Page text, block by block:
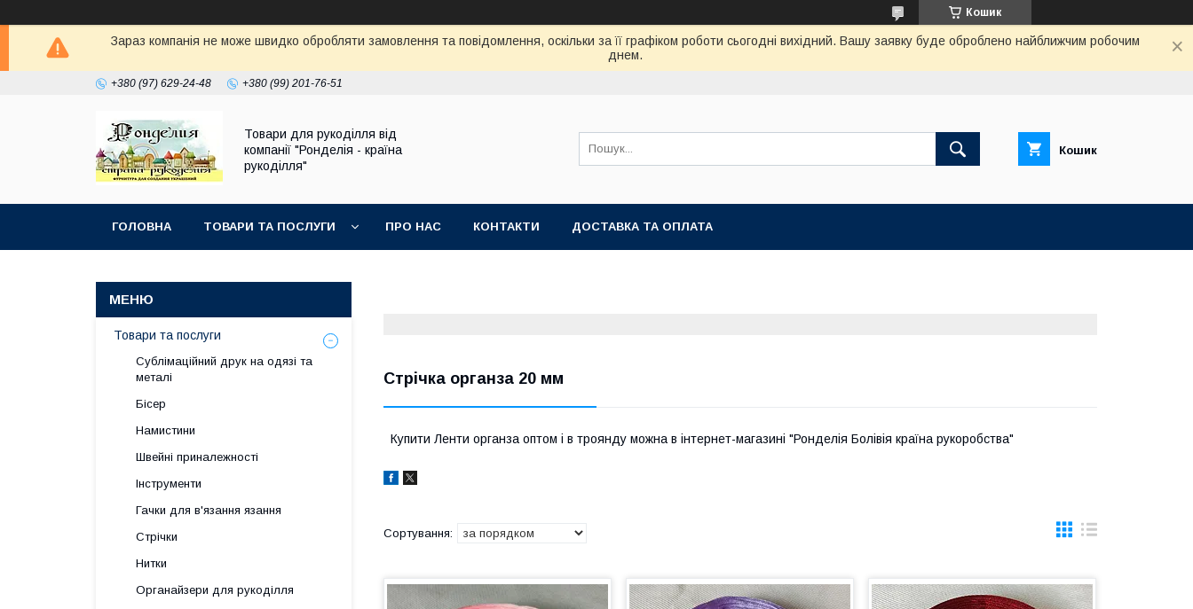
Кошик
Зараз компанія не може швидко обробляти замовлення та повідомлення, оскільки за її графіком роботи сьогодні вихідний. Вашу заявку буде оброблено найближчим робочим
днем.
+380 (97) 629-24-48 +380 (99) 201-76-51
Товари для рукоділля від
компанії "Ронделія - країна
рукоділля"
Кошик
ГОЛОВНА ТОВАРИ ТА ПОСЛУГИ ПРО НАС КОНТАКТИ ДОСТАВКА ТА ОПЛАТА
Стрічка органза 20 мм
Купити Ленти органза оптом і в троянду можна в інтернет-магазині "Ронделія Болівія країна рукоробства"
Товари та послуги
Сублімаційний друк на одязі та
металі
Бісер
Намистини
Швейні приналежності
Інструменти
Гачки для в'язання язання
Стрічки
Нитки
Органайзери для рукоділля